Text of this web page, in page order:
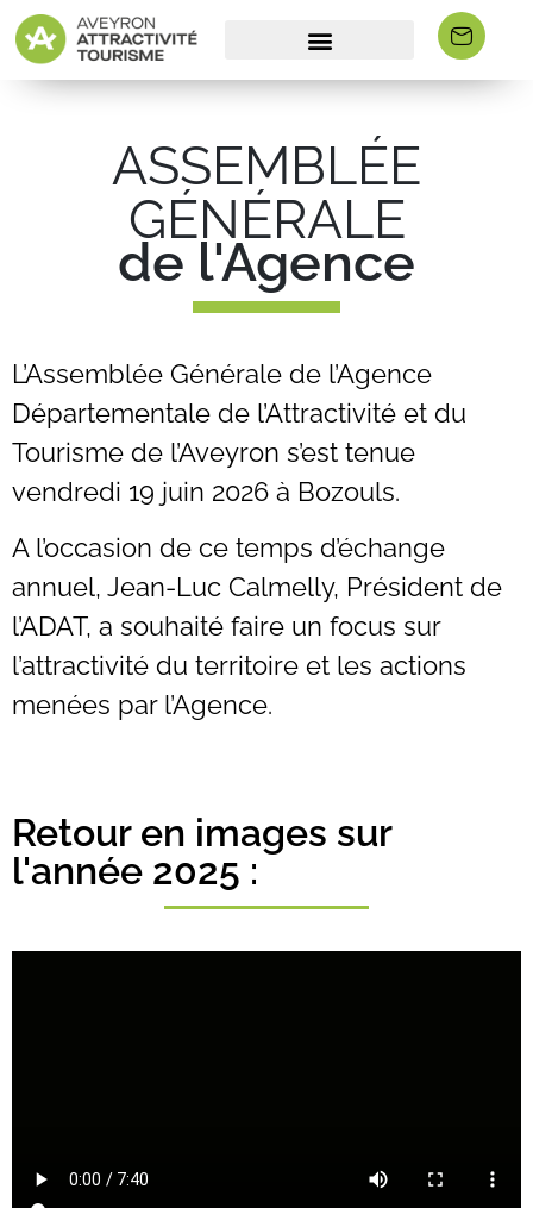
ASSEMBLÉE
GÉNÉRALE
de l'Agence
L’Assemblée Générale de l’Agence
Départementale de l’Attractivité et du
Tourisme de l’Aveyron s’est tenue
vendredi 19 juin 2026 à Bozouls.
A l’occasion de ce temps d’échange
annuel, Jean-Luc Calmelly, Président de
l’ADAT, a souhaité faire un focus sur
l’attractivité du territoire et les actions
menées par l’Agence.
Retour en images sur
l'année 2025 :